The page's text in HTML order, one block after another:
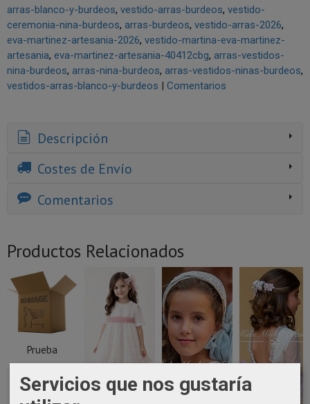
arras-blanco-y-burdeos vestido-arras-burdeos vestido-
ceremonia-nina-burdeos arras-burdeos vestido-arras-2026
eva-martinez-artesania-2026 vestido-martina-eva-martinez-
artesania eva-martinez-artesania-40412cbg arras-vestidos-
nina-burdeos arras-nina-burdeos arras-vestidos-ninas-burdeos
vestidos-arras-blanco-y-burdeos | Comentarios
Descripción
Costes de Envío
Comentarios
Productos Relacionados
Prueba
1.201,88 €
Servicios que nos gustaría